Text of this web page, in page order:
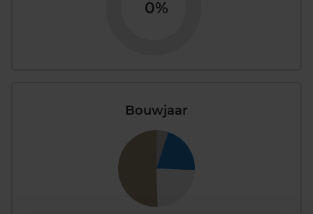
0%
Bouwjaar